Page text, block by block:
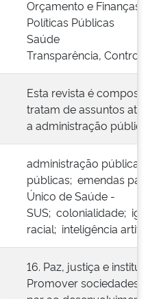
Orçamento e Finanças
Políticas Públicas
Saúde
Transparência,
Esta revista é
tratam de assuntos
a administração
administração pública;
públicas; emendas
Único de Saúde -
SUS; colonialidade;
racial; inteligência
16. Paz, justiça e
Promover sociedades